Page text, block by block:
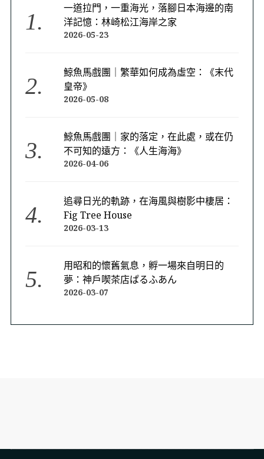
一道拉門，一重海光，落腳日本海邊的南
洋記憶：林崎松江海岸之家
2026-05-23
鯨魚馬戲團｜繁華如何成為虛空：《末代
皇帝》
2026-05-08
鯨魚馬戲團｜家的落定，在此處，或在仍
不可知的遠方：《人生海海》
2026-04-06
追尋日光的軌跡，在海風與樹影中棲居：
Fig Tree House
2026-03-13
用昭和的懷舊氣息，孵一場來自明日的
夢：神戶喫茶店ぱるふあん
2026-03-07